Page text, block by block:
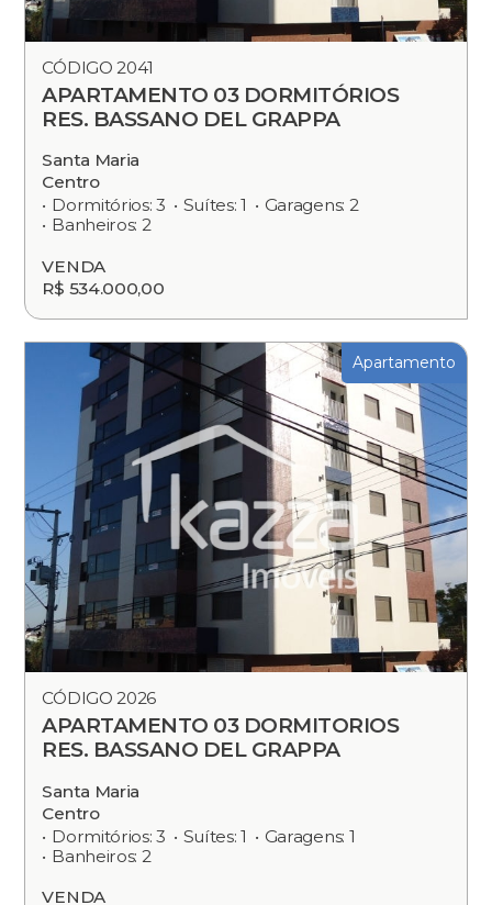
CÓDIGO 2041
APARTAMENTO 03 DORMITÓRIOS
RES. BASSANO DEL GRAPPA
Santa Maria
Centro
Dormitórios: 3
Suítes: 1
Garagens: 2
Banheiros: 2
VENDA
R$ 534.000,00
Apartamento
CÓDIGO 2026
APARTAMENTO 03 DORMITORIOS
RES. BASSANO DEL GRAPPA
Santa Maria
Centro
Dormitórios: 3
Suítes: 1
Garagens: 1
Banheiros: 2
VENDA